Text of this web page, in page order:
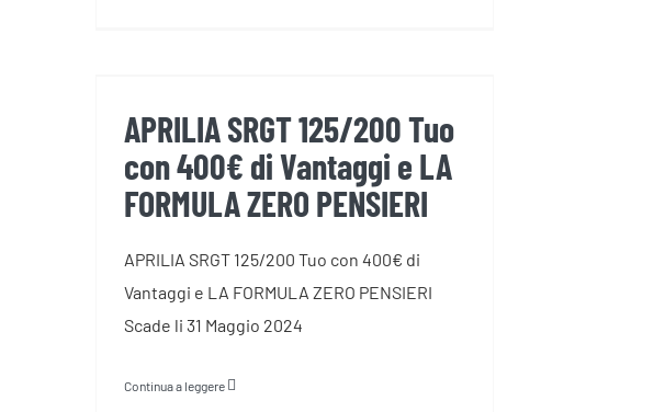
FORMULA ZERO PENSIERI
APRILIA SRGT 125/200 Tuo
con 400€ di Vantaggi e LA
FORMULA ZERO PENSIERI
APRILIA SRGT 125/200 Tuo con 400€ di
Vantaggi e LA FORMULA ZERO PENSIERI
Scade li 31 Maggio 2024
Continua a leggere